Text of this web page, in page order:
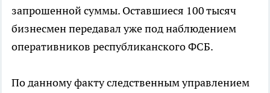
запрошенной суммы. Оставшиеся 100 тысяч
бизнесмен передавал уже под наблюдением
оперативников республиканского ФСБ.
По данному факту следственным управлением